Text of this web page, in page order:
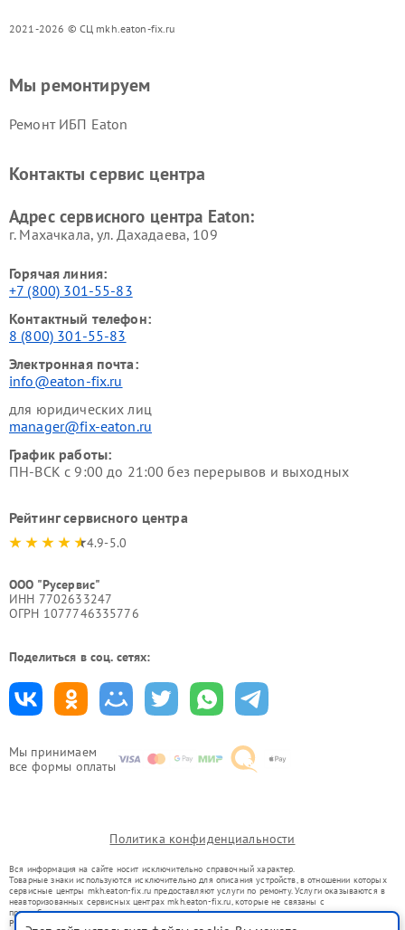
2021-2026 © СЦ mkh.eaton-fix.ru
Мы принимаем
все формы оплаты
Мы ремонтируем
Ремонт ИБП Eaton
Контакты сервис центра
Адрес сервисного центра Eaton:
г. Махачкала, ул. Дахадаева, 109
Горячая линия:
+7 (800) 301-55-83
Контактный телефон:
8 (800) 301-55-83
Электронная почта:
info@eaton-fix.ru
для юридических лиц
manager@fix-eaton.ru
График работы:
ПН-ВСК с 9:00 до 21:00 без перерывов и выходных
Рейтинг сервисного центра
4.9-5.0
ООО "Русервис"
ИНН 7702633247
ОГРН 1077746335776
Поделиться в соц. сетях:
Политика конфиденциальности
Вся информация на сайте носит исключительно справочный характер.
Товарные знаки используются исключительно для описания устройств, в отношении которых
сервисные центры mkh.eaton-fix.ru предоставляют услуги по ремонту. Услуги оказываются в
неавторизованных сервисных центрах mkh.eaton-fix.ru, которые не связаны с
правообладателями товарных знаков или их официальными представителями.
Ремонт осуществляется для устройств, уже введенных в гражданский оборот в соответствии